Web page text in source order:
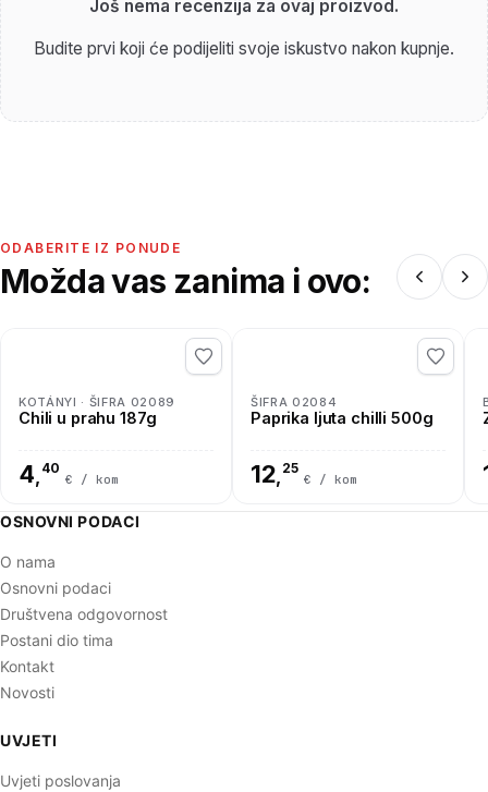
Još nema recenzija za ovaj proizvod.
Budite prvi koji će podijeliti svoje iskustvo nakon kupnje.
ODABERITE IZ PONUDE
Možda vas zanima i ovo:
KOTÁNYI · ŠIFRA 02089
Chili u prahu 187g
4, 40
€ / kom
ŠIFRA 02084
Paprika ljuta chilli 500g
12, 25
€ / kom
OSNOVNI PODACI
O nama
Osnovni podaci
Društvena odgovornost
Postani dio tima
Kontakt
Novosti
UVJETI
Uvjeti poslovanja